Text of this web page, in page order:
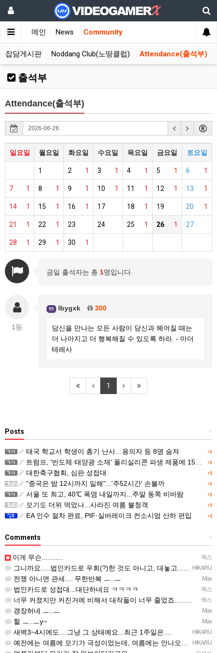
메인 News Community
잡담게시판 Noddang Club(노땅클럽) Attendance(출석부)
출석부
Attendance(출석부)
일요일 월요일 화요일 수요일 목요일 금요일 토요일
1 1
2 1
3 1
4 1
5 1
6
1
7 1
8 1
9 1
10 1
11 1
12 1
13
1
14 1
15 1
16 17 1
18 19 1
20
1
21 1
22 23 24 1
25 1
26 27
1
28 1
29 1
30
금일 출석자는 총 1명입니다.
1등
99 lbygxk 300
당신을 만나는 모든 사람이 당신과 헤어질 때는
더 나아지고 더 행복해질 수 있도록 하라. - 마더
테레사
1
+
Posts
+1
태국 학교서 학생이 총기 난사…용의자 등 8명 숨져
+1
트럼프, '반도체·태양광 소재' 폴리실리콘 파생 제품에 15% 관세...한국 기업도 영향
+3
대한축구협회, 심판 성접대
+1
"중국은 밤 12시까지 일해"...'주52시간' 손볼까
+2
서울 또 최고, 40℃ 폭염 내일까지...주말 동쪽 비바람
+3
모기도 더위 먹었나...사라진 여름 불청객
+2
EA 인수 절차 완료, PIF·실버레이크 컨소시엄 산하 편입
+
Comments
엑스
이게 무슨...........
HIKARU
그니까요.....법인카드로 우회(?)한 것도 아니고, 대놓고...ㅋ ㅋ)
Max
전쟁 아니면 관세.... 무한반복 ㅡ..ㅡ
엑스
법인카드로 성접대...대단하네요 ㅋㅋㅋㅋ
엑스
너무 커졌지만 커진거에 비해서 대작들이 너무 줄었죠.........
Max
갱장허네 ㅡ..ㅡ
Max
헐 ㅡ..ㅡy~
HIKARU
새벽3~4시에도....그냥 그 상태예요...최근 1주일은....
HIKARU
예전에는 여름에 모기가 극성이었는데, 여름에는 안나오는 것 같은.....ㅎ ㅎ)